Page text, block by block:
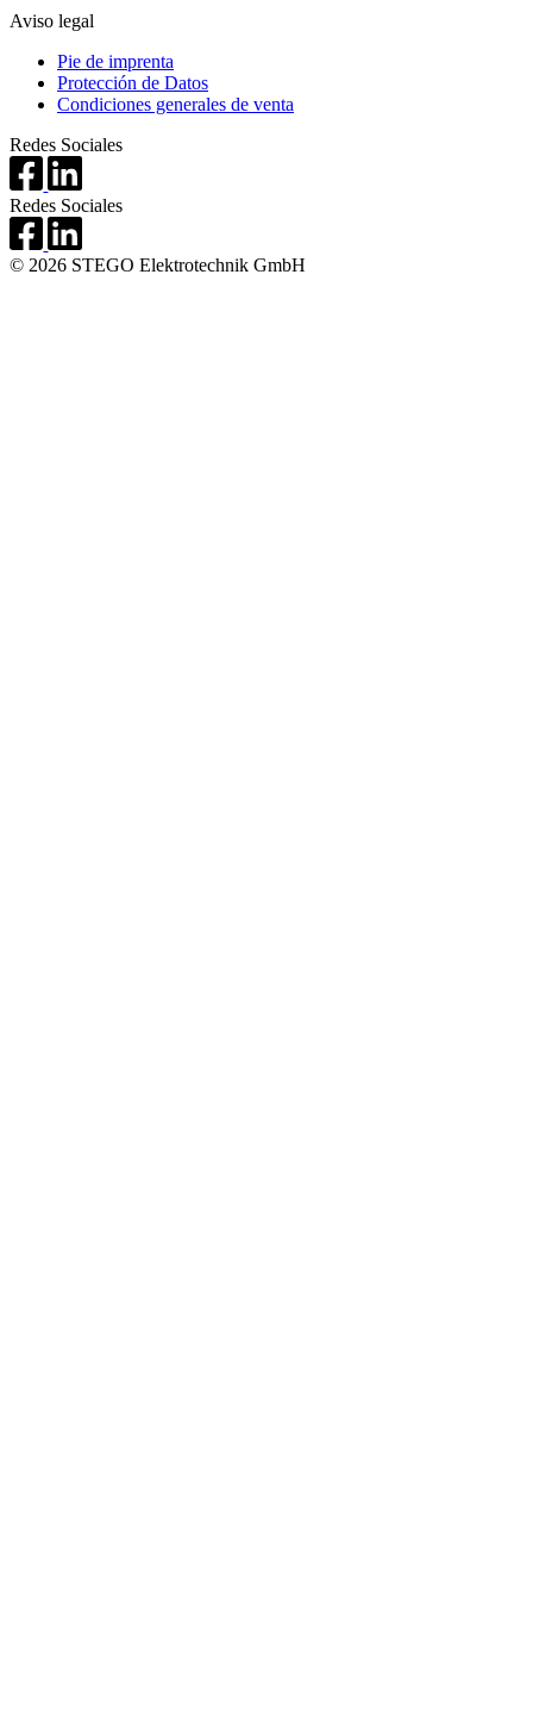
Aviso legal
Pie de imprenta
Protección de Datos
Condiciones generales de venta
Redes Sociales
Redes Sociales
© 2026 STEGO Elektrotechnik GmbH